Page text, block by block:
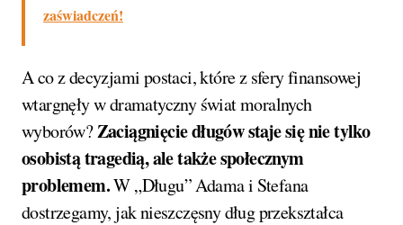
zaświadczeń!
A co z decyzjami postaci, które z sfery finansowej
wtargnęły w dramatyczny świat moralnych
wyborów?Zaciągnięcie długów staje się nie tylko
osobistą tragedią, ale także społecznym
problemem.W „Długu” Adama i Stefana
dostrzegamy, jak nieszczęsny dług przekształca